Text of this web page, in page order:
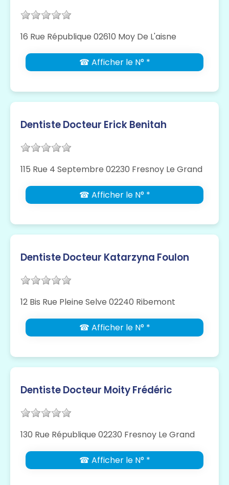
16 Rue République 02610 Moy De L'aisne
☎ Afficher le N° *
Dentiste Docteur Erick Benitah
115 Rue 4 Septembre 02230 Fresnoy Le Grand
☎ Afficher le N° *
Dentiste Docteur Katarzyna Foulon
12 Bis Rue Pleine Selve 02240 Ribemont
☎ Afficher le N° *
Dentiste Docteur Moity Frédéric
130 Rue République 02230 Fresnoy Le Grand
☎ Afficher le N° *